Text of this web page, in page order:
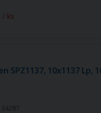
/ ks
SPZ1137, 10x1137 Lp,